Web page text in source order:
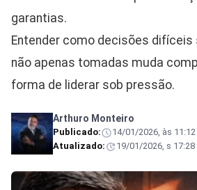
garantias.
Entender como decisões
não apenas tomadas muda
forma de liderar sob pressão.
Arthuro Monteiro
Publicado:
14/01/2026, às 11:12
Atualizado:
19/01/2026, s 17:28